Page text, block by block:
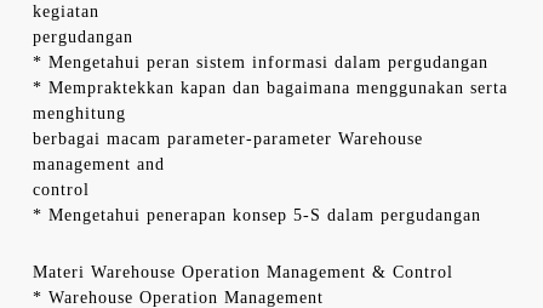
kegiatan
pergudangan
* Mengetahui peran sistem informasi dalam pergudangan
* Mempraktekkan kapan dan bagaimana menggunakan serta
menghitung
berbagai macam parameter-parameter Warehouse
management and
control
* Mengetahui penerapan konsep 5-S dalam pergudangan
Materi Warehouse Operation Management & Control
* Warehouse Operation Management